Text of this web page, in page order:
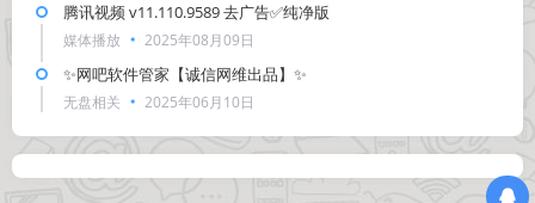
腾讯视频 v11.110.9589 去广告✅纯净版
媒体播放 2025年08月09日
✨网吧软件管家【诚信网维出品】✨
无盘相关 2025年06月10日